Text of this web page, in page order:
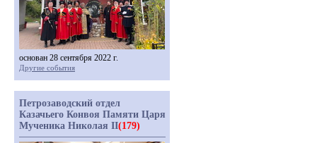
основан 28 сентября 2022 г.
Другие события
Петрозаводский отдел
Казачьего Конвоя Памяти Царя
Мученика Николая II(179)